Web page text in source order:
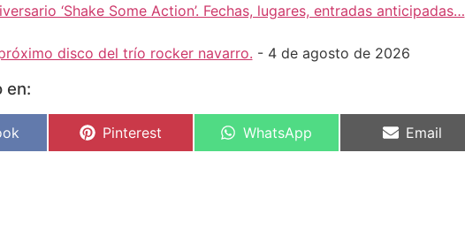
‘Shake Some Action’. Fechas, lugares, entradas anticipadas…
disco del trío rocker navarro. - 4 de agosto de 2026
en:
Pinterest WhatsApp Email